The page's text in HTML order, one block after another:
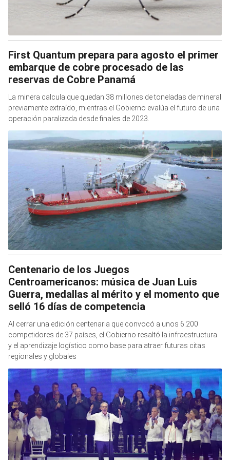
First Quantum prepara para agosto el primer
embarque de cobre procesado de las
reservas de Cobre Panamá
La minera calcula que quedan 38 millones de toneladas de mineral
previamente extraído, mientras el Gobierno evalúa el futuro de una
operación paralizada desde finales de 2023.
Centenario de los Juegos
Centroamericanos: música de Juan Luis
Guerra, medallas al mérito y el momento que
selló 16 días de competencia
Al cerrar una edición centenaria que convocó a unos 6.200
competidores de 37 países, el Gobierno resaltó la infraestructura
y el aprendizaje logístico como base para atraer futuras citas
regionales y globales